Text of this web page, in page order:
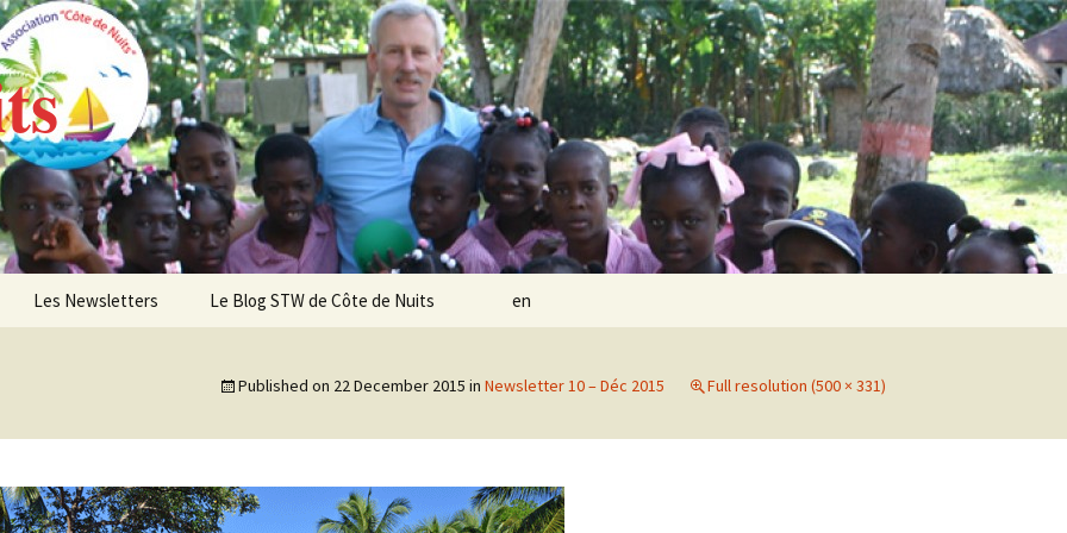
Les Newsletters
Newsletter 7 – Sept 2014
Le Blog STW de Côte de Nuits en
Published on 22 December 2015 in Newsletter 10 – Déc 2015 Full resolution (500 × 331)